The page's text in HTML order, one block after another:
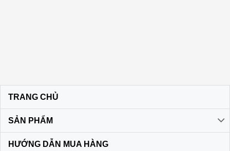
TRANG CHỦ
SẢN PHẨM
HƯỚNG DẪN MUA HÀNG